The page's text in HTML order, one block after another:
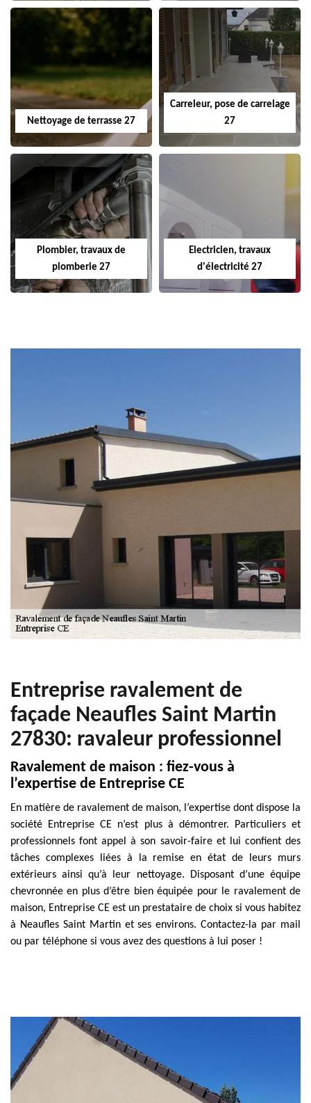
Nettoyage de terrasse 27
Carreleur, pose de carrelage
27
Plombier, travaux de
plomberie 27
Electricien, travaux
d'électricité 27
Entreprise ravalement de
façade Neaufles Saint Martin
27830: ravaleur professionnel
Ravalement de maison : fiez-vous à
l’expertise de Entreprise CE
En matière de ravalement de maison, l’expertise dont dispose la
société Entreprise CE n’est plus à démontrer. Particuliers et
professionnels font appel à son savoir-faire et lui confient des
tâches complexes liées à la remise en état de leurs murs
extérieurs ainsi qu’à leur nettoyage. Disposant d’une équipe
chevronnée en plus d’être bien équipée pour le ravalement de
maison, Entreprise CE est un prestataire de choix si vous habitez
à Neaufles Saint Martin et ses environs. Contactez-la par mail
ou par téléphone si vous avez des questions à lui poser !